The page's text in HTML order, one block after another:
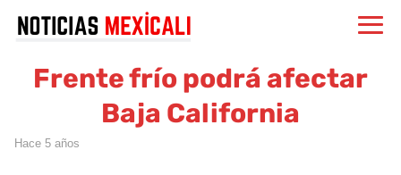
Frente frío podrá afectar
Baja California
hace 5 años